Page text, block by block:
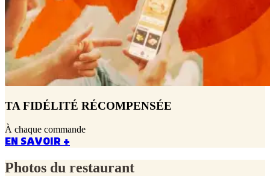
TA FIDÉLITÉ RÉCOMPENSÉE
À chaque commande
EN SAVOIR +
Photos du restaurant